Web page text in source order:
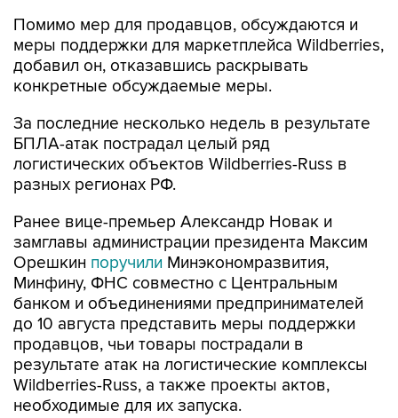
Помимо мер для продавцов, обсуждаются и
меры поддержки для маркетплейса Wildberries,
добавил он, отказавшись раскрывать
конкретные обсуждаемые меры.
За последние несколько недель в результате
БПЛА-атак пострадал целый ряд
логистических объектов Wildberries-Russ в
разных регионах РФ.
Ранее вице-премьер Александр Новак и
замглавы администрации президента Максим
Орешкин поручили Минэкономразвития,
Минфину, ФНС совместно с Центральным
банком и объединениями предпринимателей
до 10 августа представить меры поддержки
продавцов, чьи товары пострадали в
результате атак на логистические комплексы
Wildberries-Russ, а также проекты актов,
необходимые для их запуска.